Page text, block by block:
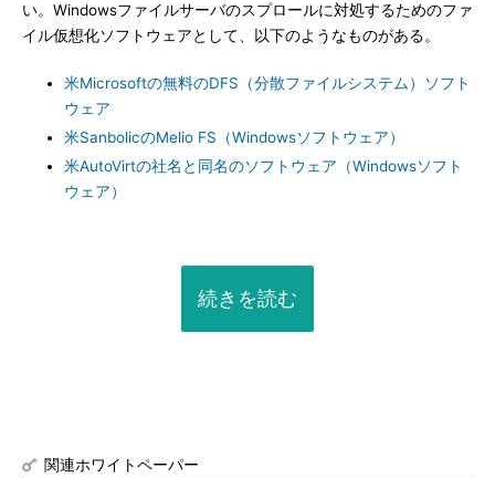
い。Windowsファイルサーバのスプロールに対処するためのファ
イル仮想化ソフトウェアとして、以下のようなものがある。
米Microsoftの無料のDFS（分散ファイルシステム）ソフト
ウェア
米SanbolicのMelio FS（Windowsソフトウェア）
米AutoVirtの社名と同名のソフトウェア（Windowsソフト
ウェア）
続きを読む
関連ホワイトペーパー